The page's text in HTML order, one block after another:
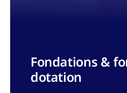
Fondations &
dotation